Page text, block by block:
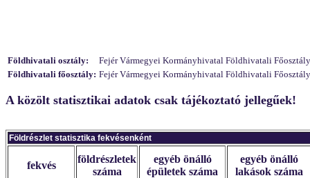
Földhivatali osztály:
Fejér Vármegyei Kormányhivatal Földhivatali
Földhivatali főosztály: Fejér Vármegyei Kormányhivatal Földhivatali
A közölt statisztikai adatok csak tájékoztató jellegűek!
Földrészlet statisztika fekvésenként
fekvés
földrészletek
száma
egyéb önálló
épületek száma
egyéb önálló
lakások száma